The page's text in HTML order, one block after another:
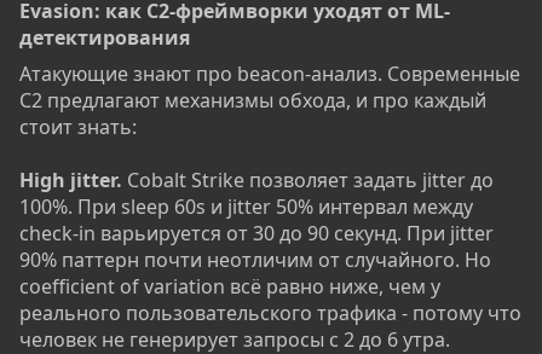
Evasion: как C2-фреймворки уходят от ML-
детектирования​
Атакующие знают про beacon-анализ. Современные
C2 предлагают механизмы обхода, и про каждый
стоит знать:
High jitter. Cobalt Strike позволяет задать jitter до
100%. При sleep 60s и jitter 50% интервал между
check-in варьируется от 30 до 90 секунд. При jitter
90% паттерн почти неотличим от случайного. Но
coefficient of variation всё равно ниже, чем у
реального пользовательского трафика - потому что
человек не генерирует запросы с 2 до 6 утра.